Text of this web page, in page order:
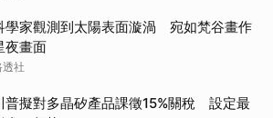
學家觀測到太陽表面漩渦 宛如梵谷畫作
夜畫面
透社
普擬對多晶矽產品課徵15%關稅 設定最